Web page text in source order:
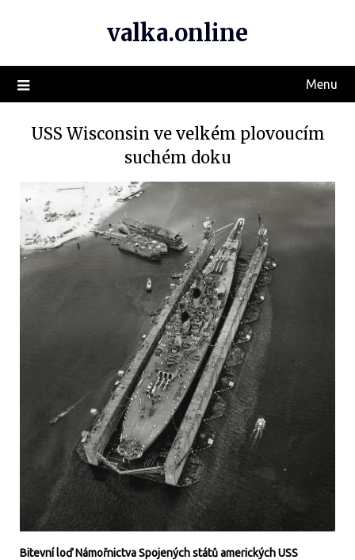
valka.online
Menu
USS Wisconsin ve velkém plovoucím
suchém doku
Bitevní loď Námořnictva Spojených států amerických USS